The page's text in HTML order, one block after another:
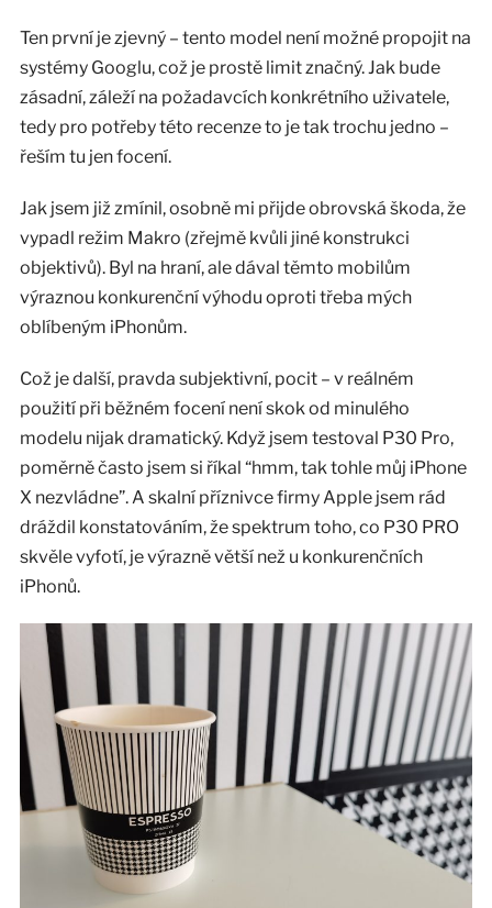
Ten první je zjevný – tento model není možné propojit na
systémy Googlu, což je prostě limit značný. Jak bude
zásadní, záleží na požadavcích konkrétního uživatele,
tedy pro potřeby této recenze to je tak trochu jedno –
řeším tu jen focení.
Jak jsem již zmínil, osobně mi přijde obrovská škoda, že
vypadl režim Makro (zřejmě kvůli jiné konstrukci
objektivů). Byl na hraní, ale dával těmto mobilům
výraznou konkurenční výhodu oproti třeba mých
oblíbeným iPhonům.
Což je další, pravda subjektivní, pocit – v reálném
použití při běžném focení není skok od minulého
modelu nijak dramatický. Když jsem testoval P30 Pro,
poměrně často jsem si říkal “hmm, tak tohle můj iPhone
X nezvládne”. A skalní příznivce firmy Apple jsem rád
dráždil konstatováním, že spektrum toho, co P30 PRO
skvěle vyfotí, je výrazně větší než u konkurenčních
iPhonů.